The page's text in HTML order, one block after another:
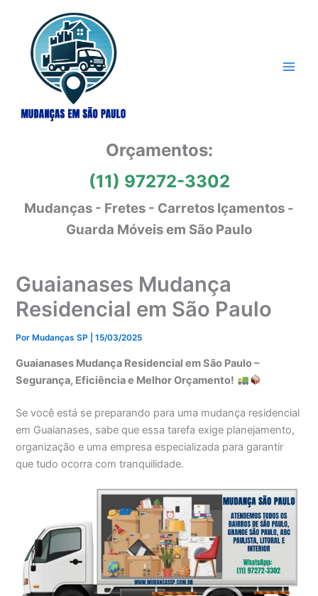
conteúdo
Orçamentos:
(11) 97272-3302
Mudanças - Fretes - Carretos Içamentos -
Guarda Móveis em São Paulo
Guaianases Mudança
Residencial em São Paulo
Por Mudanças SP |15/03/2025
Guaianases Mudança Residencial em São Paulo –
Segurança, Eficiência e Melhor Orçamento!
Se você está se preparando para uma mudança residencial
em Guaianases, sabe que essa tarefa exige planejamento,
organização e uma empresa especializada para garantir
que tudo ocorra com tranquilidade.